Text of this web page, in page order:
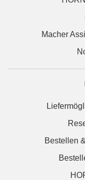
Macher
Bestellen